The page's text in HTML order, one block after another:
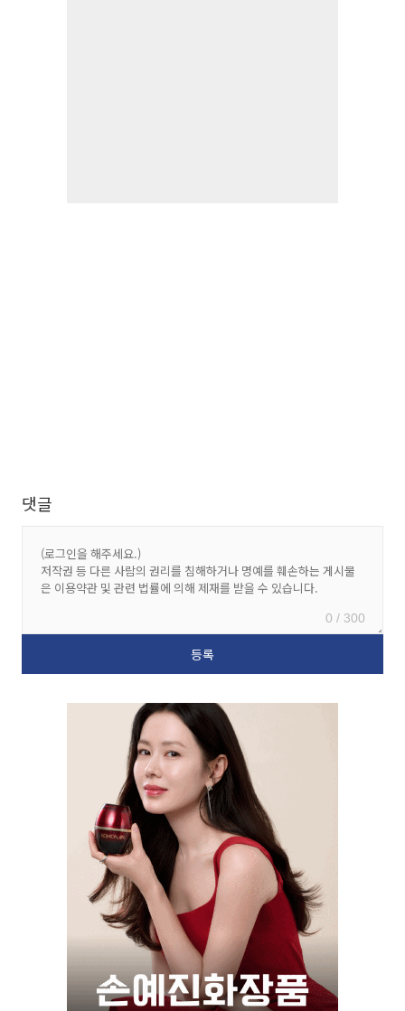
댓글
0 / 300